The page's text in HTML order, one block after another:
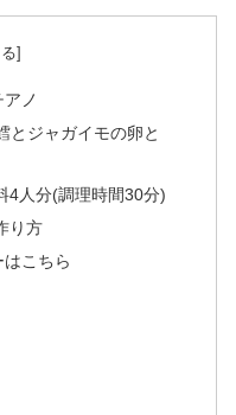
アノ
とジャガイモの卵と
4人分(調理時間30分)
り方
こちら